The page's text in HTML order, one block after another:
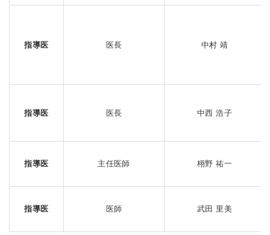
指導医 医長 中村 靖
指導医 医長 中西 浩子
指導医 主任医師 栩野 祐一
指導医 医師 武田 里美